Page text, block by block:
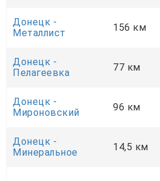
Донецк -
Металлист
156 км
Донецк -
Пелагеевка
77 км
Донецк -
Мироновский
96 км
Донецк -
Минеральное
14,5 км